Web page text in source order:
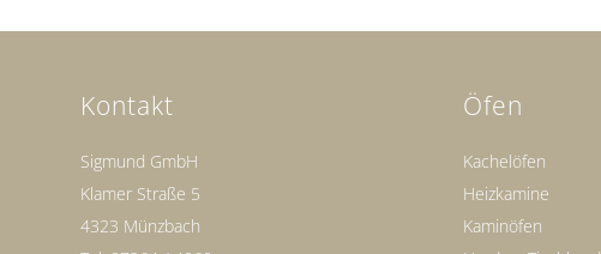
Kontakt
Sigmund GmbH
Klamer Straße 5
4323 Münzbach
Öfen
Kachelöfen
Heizkamine
Kaminöfen